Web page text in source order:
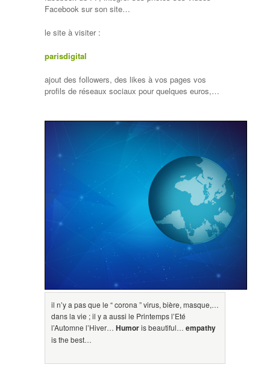
Facebook sur son site…
le site à visiter :
parisdigital
ajout des followers, des likes à vos pages vos
profils de réseaux sociaux pour quelques euros,…
il n’y a pas que le “ corona ” virus, bière, masque,…
dans la vie ; il y a aussi le Printemps l’Eté
l’Automne l’Hiver… Humoris beautiful… empathy
is the best…